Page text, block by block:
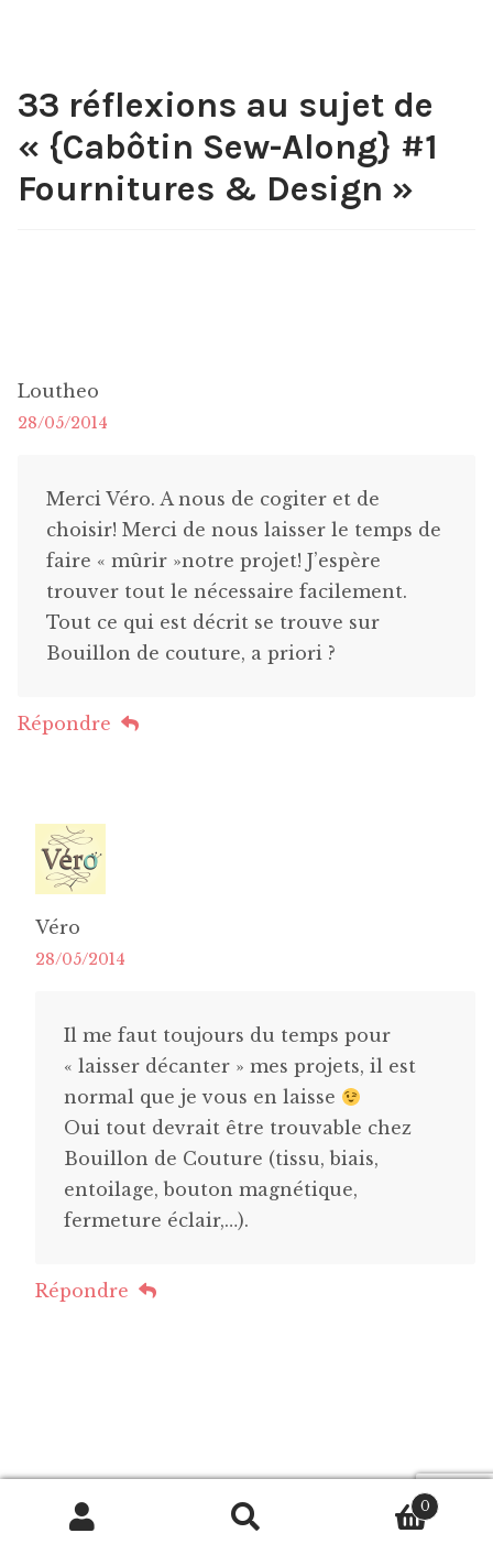
33 réflexions au sujet de
« {Cabôtin Sew-Along} #1
Fournitures & Design »
Loutheo
28/05/2014
Merci Véro. A nous de cogiter et de
choisir! Merci de nous laisser le temps de
faire « mûrir »notre projet! J’espère
trouver tout le nécessaire facilement.
Tout ce qui est décrit se trouve sur
Bouillon de couture, a priori ?
Répondre
Véro
28/05/2014
Il me faut toujours du temps pour
« laisser décanter » mes projets, il est
normal que je vous en laisse
Oui tout devrait être trouvable chez
Bouillon de Couture (tissu, biais,
entoilage, bouton magnétique,
fermeture éclair,…).
Répondre
28/05/2014
Recherche
Recherche
0